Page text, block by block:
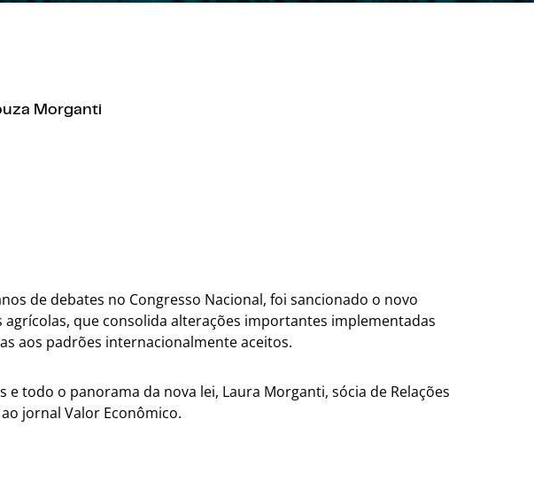
Morganti
de debates no Congresso Nacional, foi sancionado o novo
que consolida alterações importantes implementadas
aos padrões internacionalmente aceitos.
e todo o panorama da nova lei, Laura Morganti, sócia de Relações
jornal Valor Econômico.